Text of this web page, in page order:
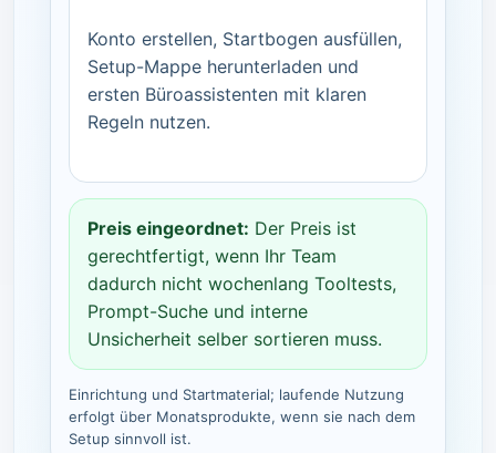
Konto erstellen, Startbogen ausfüllen,
Setup-Mappe herunterladen und
ersten Büroassistenten mit klaren
Regeln nutzen.
Preis eingeordnet: Der Preis ist
gerechtfertigt, wenn Ihr Team
dadurch nicht wochenlang Tooltests,
Prompt-Suche und interne
Unsicherheit selber sortieren muss.
Einrichtung und Startmaterial; laufende Nutzung
erfolgt über Monatsprodukte, wenn sie nach dem
Setup sinnvoll ist.